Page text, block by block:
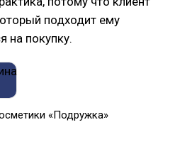
подходит ему
на покупку.
«Подружка»